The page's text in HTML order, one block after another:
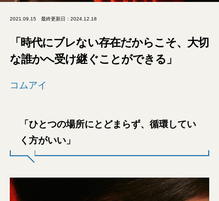
2021.09.15 最終更新日：2024.12.18
「時代にブレない存在だからこそ、大切
な誰かへ受け継ぐことができる」
コムアイ
「ひとつの場所にとどまらず、循環してい
く方がいい」